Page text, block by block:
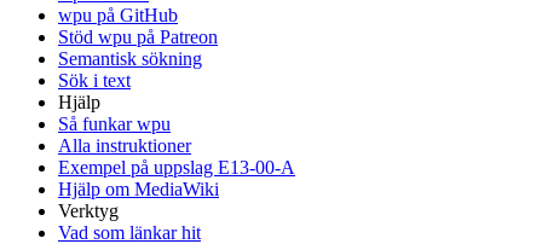
wpu på GitHub
Stöd wpu på Patreon
Semantisk sökning
Sök i text
Hjälp
Så funkar wpu
Alla instruktioner
Exempel på uppslag E13-00-A
Hjälp om MediaWiki
Verktyg
Vad som länkar hit